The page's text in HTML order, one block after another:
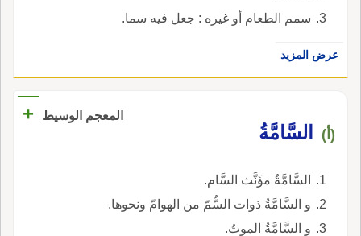
سمم الطعام أو غيره : جعل فيه سما.
عرض المزيد
المعجم الوسيط +
(أ) السَّامَّةُ
السَّامَّةُ مؤَنَّث السَّام.
و السَّامَّةُ ذوات السُّمّ من الهوامّ ونحوها.
و السَّامَّةُ الموتُ.